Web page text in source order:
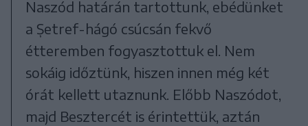
Naszód határán tartottunk, ebédünket
a Șetref-hágó csúcsán fekvő
étteremben fogyasztottuk el. Nem
sokáig időztünk, hiszen innen még két
órát kellett utaznunk. Előbb Naszódot,
majd Besztercét is érintettük, aztán